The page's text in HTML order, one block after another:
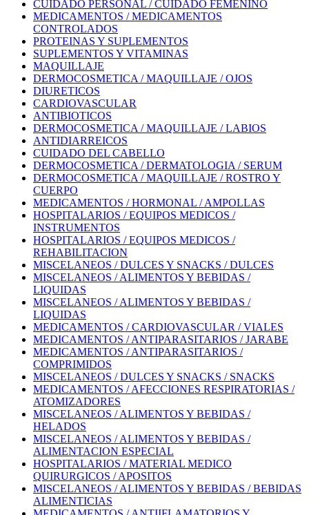
CUIDADO PERSONAL / CUIDADO FEMENINO
MEDICAMENTOS / MEDICAMENTOS
CONTROLADOS
PROTEINAS Y SUPLEMENTOS
SUPLEMENTOS Y VITAMINAS
MAQUILLAJE
DERMOCOSMETICA / MAQUILLAJE / OJOS
DIURETICOS
CARDIOVASCULAR
ANTIBIOTICOS
DERMOCOSMETICA / MAQUILLAJE / LABIOS
ANTIDIARREICOS
CUIDADO DEL CABELLO
DERMOCOSMETICA / DERMATOLOGIA / SERUM
DERMOCOSMETICA / MAQUILLAJE / ROSTRO Y
CUERPO
MEDICAMENTOS / HORMONAL / AMPOLLAS
HOSPITALARIOS / EQUIPOS MEDICOS /
INSTRUMENTOS
HOSPITALARIOS / EQUIPOS MEDICOS /
REHABILITACION
MISCELANEOS / DULCES Y SNACKS / DULCES
MISCELANEOS / ALIMENTOS Y BEBIDAS /
LIQUIDAS
MISCELANEOS / ALIMENTOS Y BEBIDAS /
LIQUIDAS
MEDICAMENTOS / CARDIOVASCULAR / VIALES
MEDICAMENTOS / ANTIPARASITARIOS / JARABE
MEDICAMENTOS / ANTIPARASITARIOS /
COMPRIMIDOS
MISCELANEOS / DULCES Y SNACKS / SNACKS
MEDICAMENTOS / AFECCIONES RESPIRATORIAS /
ATOMIZADORES
MISCELANEOS / ALIMENTOS Y BEBIDAS /
HELADOS
MISCELANEOS / ALIMENTOS Y BEBIDAS /
ALIMENTACION ESPECIAL
HOSPITALARIOS / MATERIAL MEDICO
QUIRURGICOS / APOSITOS
MISCELANEOS / ALIMENTOS Y BEBIDAS / BEBIDAS
ALIMENTICIAS